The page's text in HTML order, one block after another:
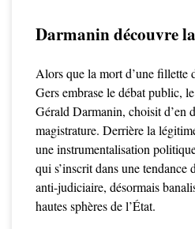
Darmanin découvre
Alors que la mort d’une fillette
Gers embrase le débat public,
Gérald Darmanin, choisit d’en
magistrature. Derrière la
une instrumentalisation
qui s’inscrit dans une tendance
anti-judiciaire, désormais
hautes sphères de l’État.